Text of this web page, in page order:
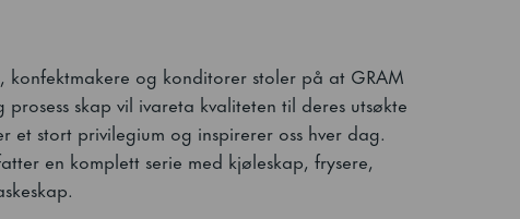
konfektmakere og konditorer stoler på at GRAM
prosess skap vil ivareta kvaliteten til deres utsøkte
et stort privilegium og inspirerer oss hver dag.
en komplett serie med kjøleskap, frysere,